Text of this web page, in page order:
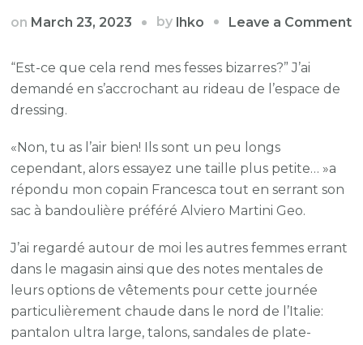
on March 23, 2023 by lhko Leave a Comment
“Est-ce que cela rend mes fesses bizarres?” J’ai
demandé en s’accrochant au rideau de l’espace de
dressing.
«Non, tu as l’air bien! Ils sont un peu longs
cependant, alors essayez une taille plus petite… »a
répondu mon copain Francesca tout en serrant son
sac à bandoulière préféré Alviero Martini Geo.
J’ai regardé autour de moi les autres femmes errant
dans le magasin ainsi que des notes mentales de
leurs options de vêtements pour cette journée
particulièrement chaude dans le nord de l’Italie:
pantalon ultra large, talons, sandales de plate-